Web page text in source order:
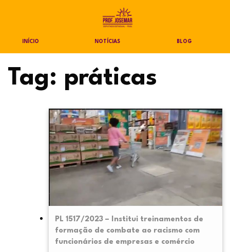
INÍCIO NOTÍCIAS BLOG
Tag: práticas
PL 1517/2023 – Institui treinamentos de
formação de combate ao racismo com
funcionários de empresas e comércio